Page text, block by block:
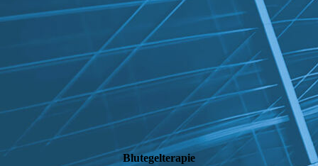
Blutegelterapie